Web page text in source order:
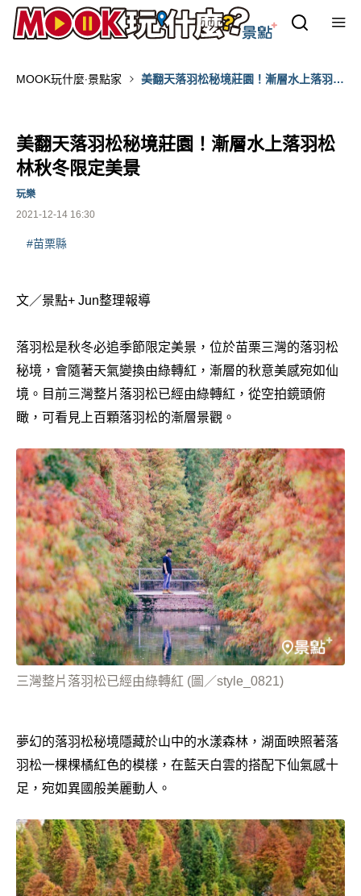
MOOK玩什麼‧景點家
美翻天落羽松秘境莊園！漸層水上落羽松
美翻天落羽松秘境莊園！漸層水上落羽松
林秋冬限定美景
2021-12-14 16:30
玩樂
#苗栗縣
文／景點+ Jun整理報導
落羽松是秋冬必追季節限定美景，位於苗栗三灣的落羽松
秘境，會隨著天氣變換由綠轉紅，漸層的秋意美感宛如仙
境。目前三灣整片落羽松已經由綠轉紅，從空拍鏡頭俯
瞰，可看見上百顆落羽松的漸層景觀。
三灣整片落羽松已經由綠轉紅 (圖／style_0821)
夢幻的落羽松秘境隱藏於山中的水漾森林，湖面映照著落
羽松一棵棵橘紅色的模樣，在藍天白雲的搭配下仙氣感十
足，宛如異國般美麗動人。